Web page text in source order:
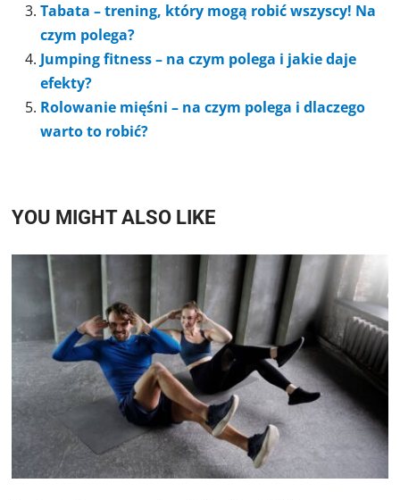
Tabata – trening, który mogą robić wszyscy! Na
czym polega?
Jumping fitness – na czym polega i jakie daje
efekty?
Rolowanie mięśni – na czym polega i dlaczego
warto to robić?
YOU MIGHT ALSO LIKE